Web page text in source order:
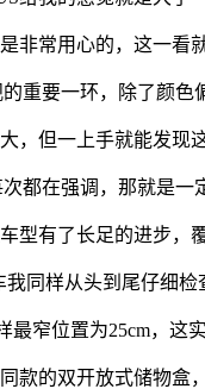
常用心的，这一看
要一环，除了颜色
但一上手就能发现
在强调，那就是一
有了长足的进步，
样从头到尾仔细检
位置为25cm，这实
的双开放式储物盒，